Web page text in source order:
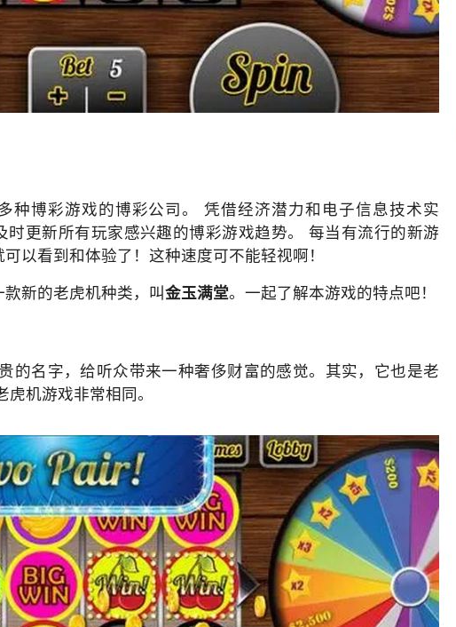
种博彩游戏的博彩公司。 凭借经济潜力和电子信息技术实
更新所有玩家感兴趣的博彩游戏趋势。 每当有流行的新游
以看到和体验了！这种速度可不能轻视啊！
新的老虎机种类，叫金玉满堂。一起了解本游戏的特点吧！
的名字，给听众带来一种奢侈财富的感觉。其实，它也是老
机游戏非常相同。